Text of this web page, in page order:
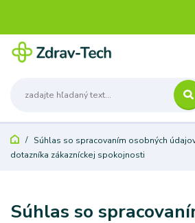
Súhlas so spracovaním osobných
dotazníka zákazníckej spokojnosti
Súhlas so